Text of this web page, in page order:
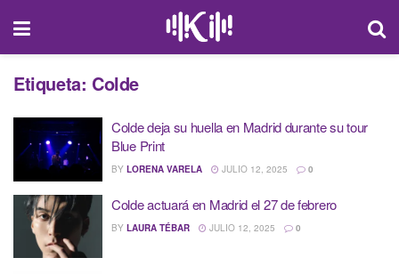
Etiqueta: Colde
Colde deja su huella en Madrid durante su tour
Blue Print
BY LORENA VARELA JULIO 12, 2025 0
Colde actuará en Madrid el 27 de febrero
BY LAURA TÉBAR JULIO 12, 2025 0